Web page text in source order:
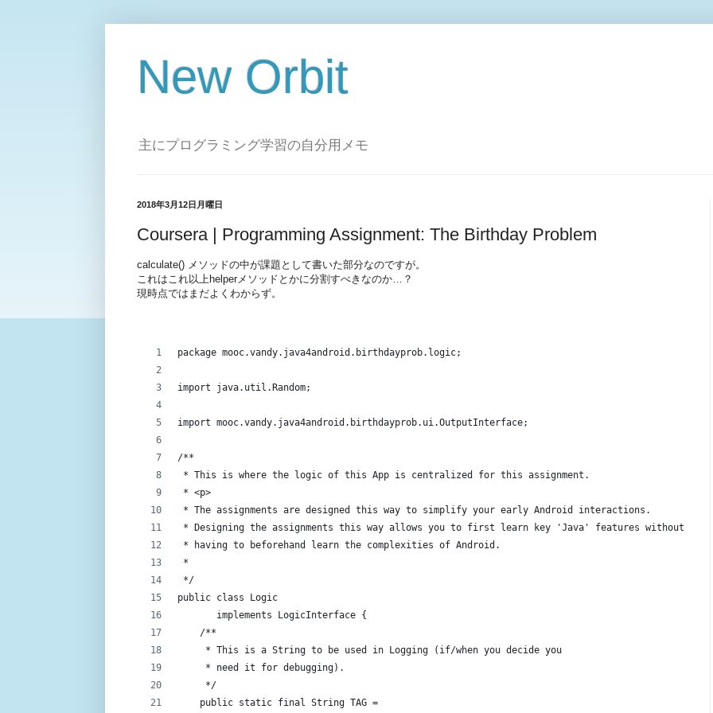
New Orbit
主にプログラミング学習の自分用メモ
2018年3月12日月曜日
Coursera | Programming Assignment: The Birthday Problem
calculate() メソッドの中が課題として書いた部分なのですが。
これはこれ以上helperメソッドとかに分割すべきなのか…？
現時点ではまだよくわからず。
package mooc.vandy.java4android.birthdayprob.logic;
import java.util.Random;
import mooc.vandy.java4android.birthdayprob.ui.OutputInterface;
/**
* This is where the logic of this App is centralized for this assignment.
* <p>
* The assignments are designed this way to simplify your early Android interactions.
* Designing the assignments this way allows you to first learn key 'Java' features without
* having to beforehand learn the complexities of Android.
*
*/
public class Logic
       implements LogicInterface {
    /**
     * This is a String to be used in Logging (if/when you decide you
     * need it for debugging).
     */
    public static final String TAG =